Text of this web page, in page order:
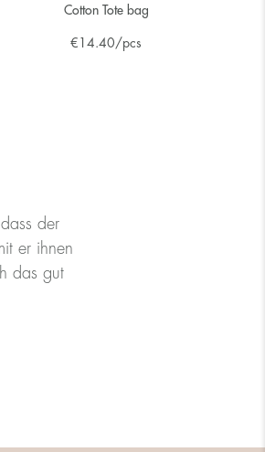
Cotton Tote bag
€ 14.40/pcs
der
er ihnen
das gut